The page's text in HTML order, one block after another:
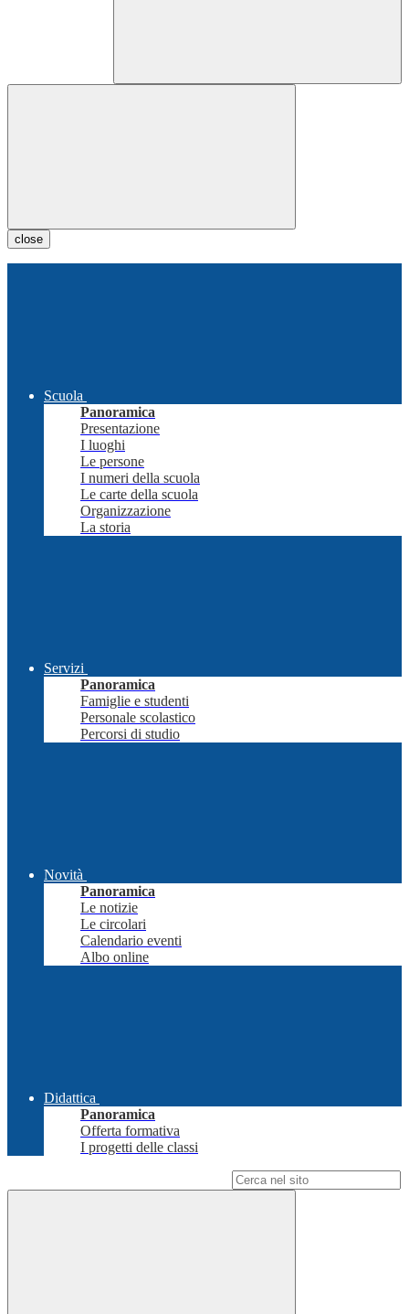
close
Scuola
Panoramica
Presentazione
I luoghi
Le persone
I numeri della scuola
Le carte della scuola
Organizzazione
La storia
Servizi
Panoramica
Famiglie e studenti
Personale scolastico
Percorsi di studio
Novità
Panoramica
Le notizie
Le circolari
Calendario eventi
Albo online
Didattica
Panoramica
Offerta formativa
I progetti delle classi